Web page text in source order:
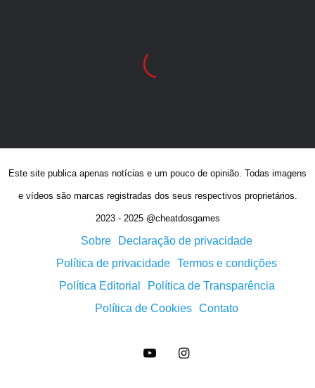
Este site publica apenas notícias e um pouco de opinião. Todas imagens
e vídeos são marcas registradas dos seus respectivos proprietários.
2023 - 2025 @cheatdosgames
Sobre
Declaração de privacidade
Política de privacidade Termos e condições
Política Editorial
Política de Transparência
Política de Cookies Contato
YouTubeInstagram